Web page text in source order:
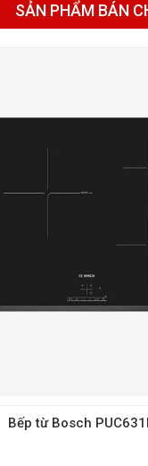
SẢN PHẨM BÁN
Bếp từ Bosch